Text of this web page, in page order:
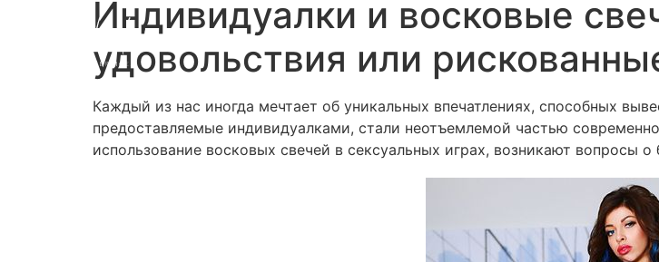
Индивидуалки и восковые
удовольствия или
Каждый из нас иногда мечтает об уникальных впечатлениях, способных
предоставляемые индивидуалками, стали неотъемлемой частью
использование восковых свечей в сексуальных играх, возникают вопросы о